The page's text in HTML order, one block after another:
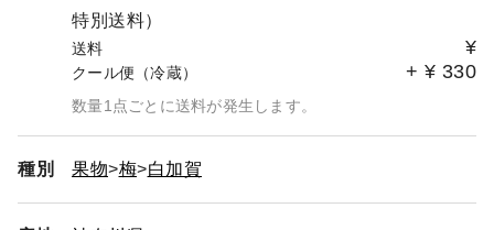
特別送料）
送料 ¥
クール便（冷蔵） + ¥ 330
数量1点ごとに送料が発生します。
種別 果物 梅 白加賀